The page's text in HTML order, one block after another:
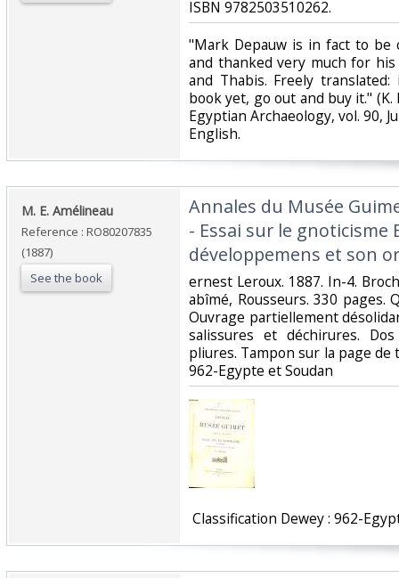
ISBN 9782503510262.‎
‎"Mark Depauw is in fact to
and thanked very much for
and Thabis. Freely
book yet, go out and buy it."
Egyptian Archaeology, vol. 90,
English.‎
‎M. E. Amélineau‎
Reference : RO80207835
(1887)
See the book
‎Annales du Musée
- Essai sur le gnoticisme
développemens et son
‎ernest Leroux. 1887. In-4.
abîmé, Rousseurs. 330 pages.
Ouvrage partiellement
salissures et déchirures.
pliures. Tampon sur la page de
962-Egypte et Soudan‎
Classification Dewey : 962-